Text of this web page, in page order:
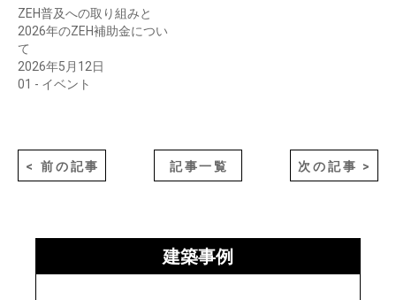
ZEH普及への取り組みと
2026年のZEH補助金につい
て
2026年5月12日
01 - イベント
< 前の記事 記事一覧 次の記事 >
建築事例